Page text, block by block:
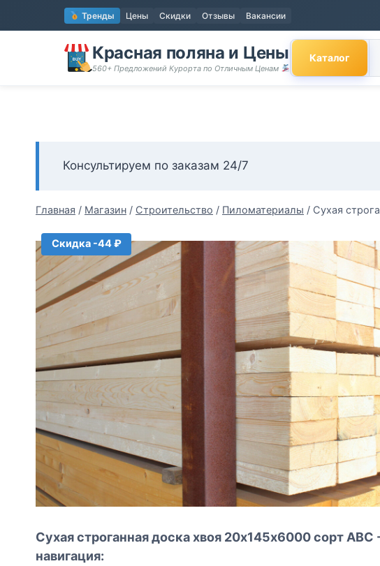
к
содержимому
Тренды Цены Скидки Отзывы Вакансии
Красная поляна и Цены
560+ Предложений Курорта по Отличным Ценам
Каталог
Консультируем по заказам 24/7
Главная / Магазин / Строительство / Пиломатериалы / Сухая
Скидка -44 ₽
Сухая строганная доска хвоя 20х145х6000 сорт АВС
навигация: